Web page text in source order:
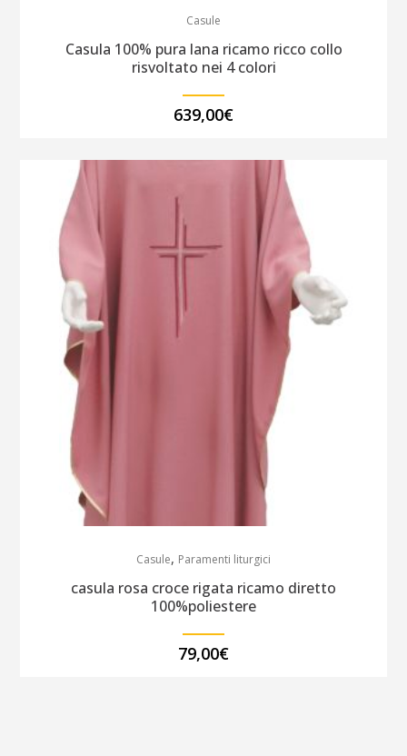
Casule
Casula 100% pura lana ricamo ricco collo
risvoltato nei 4 colori
639,00€
Casule, Paramenti liturgici
casula rosa croce rigata ricamo diretto
100%poliestere
79,00€